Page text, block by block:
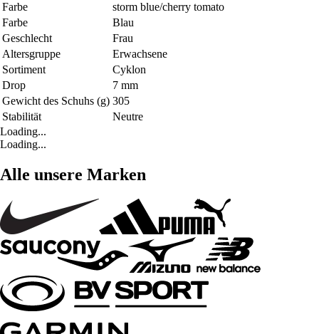
Farbe
storm blue/cherry tomato
Farbe
Blau
Geschlecht
Frau
Altersgruppe
Erwachsene
Sortiment
Cyklon
Drop
7 mm
Gewicht des Schuhs (g) 305
Stabilität
Neutre
Loading...
Loading...
Alle unsere Marken